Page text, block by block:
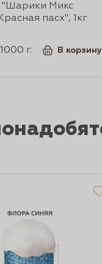
"Шарики Микс
пасх", 1кг
1000 г. В корзину